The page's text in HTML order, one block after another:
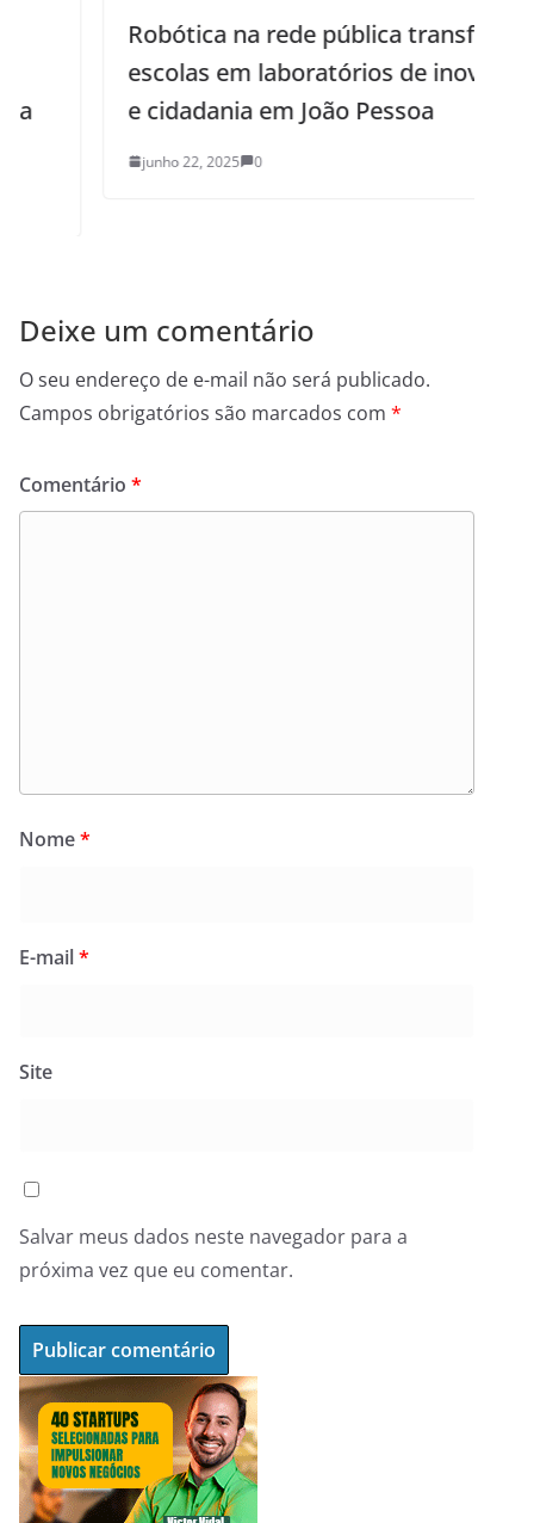
Robótica na rede pública transforma
escolas em laboratórios de inovação
e cidadania em João Pessoa
junho 22, 2025 0
Deixe um comentário
O seu endereço de e-mail não será publicado.
Campos obrigatórios são marcados com *
Comentário *
Nome*
E-mail*
Site
Salvar meus dados neste navegador para a
próxima vez que eu comentar.